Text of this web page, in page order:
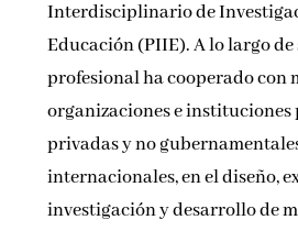
Interdisciplinario de
Educación (PIIE). A lo largo
profesional ha cooperado con
organizaciones e instituciones
privadas y no
internacionales, en el diseño,
investigación y desarrollo de